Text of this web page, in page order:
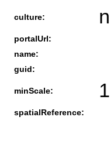
culture:
portalUrl:
name:
guid:
minScale:
spatialReference: